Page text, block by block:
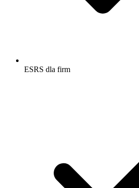
ESRS dla firm